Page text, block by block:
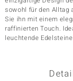
sowohl für den Alltag
Sie ihn mit einem
raffinierten Touch.
leuchtende